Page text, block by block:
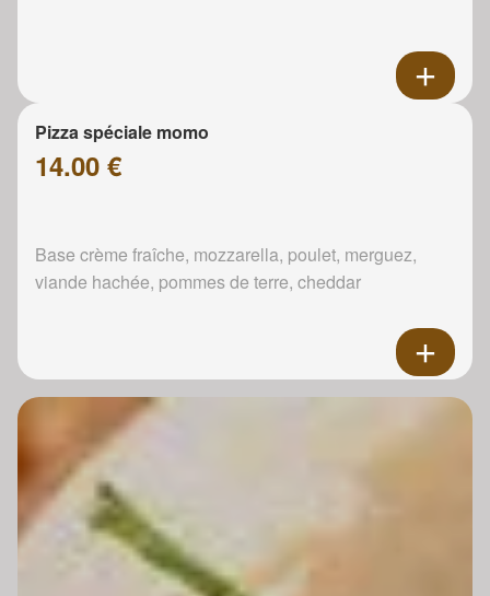
Pizza spéciale momo
14.00 €
Base crème fraîche, mozzarella, poulet, merguez,
viande hachée, pommes de terre, cheddar